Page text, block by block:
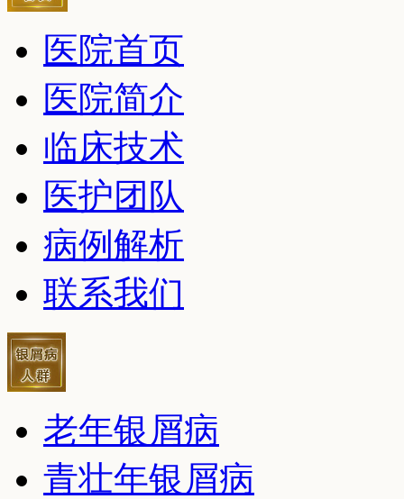
医院首页
医院简介
临床技术
医护团队
病例解析
联系我们
老年银屑病
青壮年银屑病